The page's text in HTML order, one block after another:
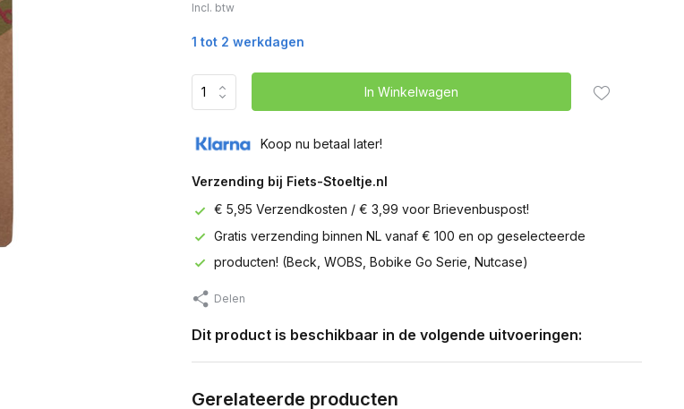
Incl. btw
1 tot 2 werkdagen
In Winkelwagen
Koop nu betaal later!
Verzending bij Fiets-Stoeltje.nl
€ 5,95 Verzendkosten / € 3,99 voor Brievenbuspost!
Gratis verzending binnen NL vanaf € 100 en op geselecteerde
producten! (Beck, WOBS, Bobike Go Serie, Nutcase)
Delen
Dit product is beschikbaar in de volgende uitvoeringen:
Gerelateerde producten